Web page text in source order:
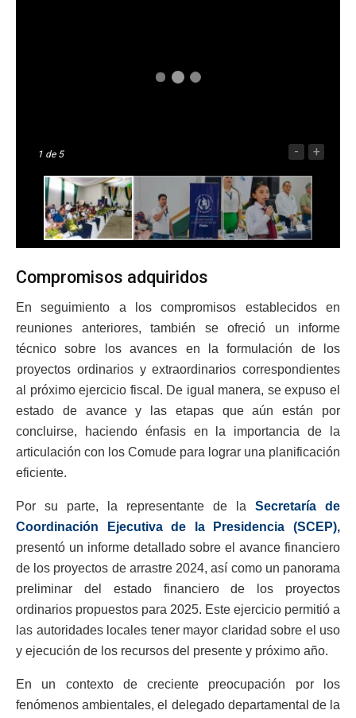
1 de 5 - +
Compromisos adquiridos
En seguimiento a los compromisos establecidos en
reuniones anteriores, también se ofreció un informe
técnico sobre los avances en la formulación de los
proyectos ordinarios y extraordinarios correspondientes
al próximo ejercicio fiscal. De igual manera, se expuso el
estado de avance y las etapas que aún están por
concluirse, haciendo énfasis en la importancia de la
articulación con los Comude para lograr una planificación
eficiente.
Por su parte, la representante de la Secretaría de
Coordinación Ejecutiva de la Presidencia (SCEP),
presentó un informe detallado sobre el avance financiero
de los proyectos de arrastre 2024, así como un panorama
preliminar del estado financiero de los proyectos
ordinarios propuestos para 2025. Este ejercicio permitió a
las autoridades locales tener mayor claridad sobre el uso
y ejecución de los recursos del presente y próximo año.
En un contexto de creciente preocupación por los
fenómenos ambientales, el delegado departamental de la